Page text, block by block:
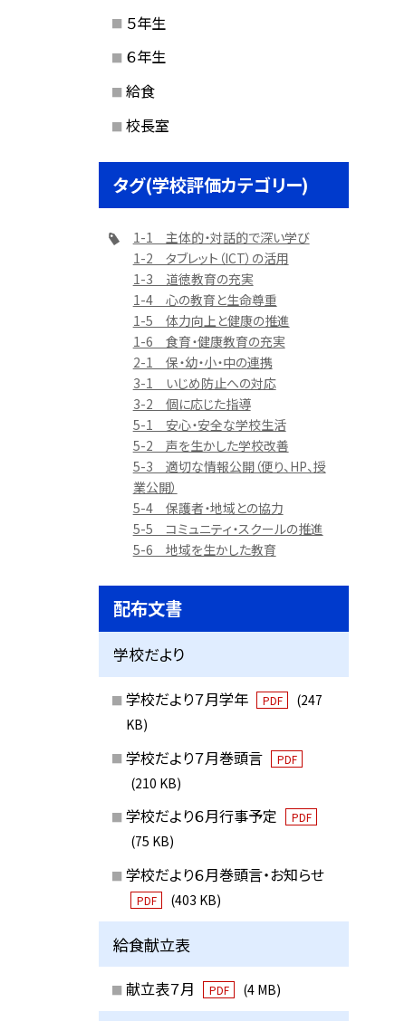
５年生
６年生
給食
校長室
タグ(学校評価カテゴリー)
1-1 主体的・対話的で深い学び
1-2 タブレット（ICT）の活用
1-3 道徳教育の充実
1-4 心の教育と生命尊重
1-5 体力向上と健康の推進
1-6 食育・健康教育の充実
2-1 保・幼・小・中の連携
3-1 いじめ防止への対応
3-2 個に応じた指導
5-1 安心・安全な学校生活
5-2 声を生かした学校改善
5-3 適切な情報公開（便り、HP、授
業公開）
5-4 保護者・地域との協力
5-5 コミュニティ・スクールの推進
5-6 地域を生かした教育
配布文書
学校だより
学校だより７月学年 PDF
(247
KB)
学校だより７月巻頭言 PDF
(210 KB)
学校だより６月行事予定 PDF
(75 KB)
学校だより６月巻頭言・お知らせ
PDF (403 KB)
給食献立表
献立表７月 PDF (4 MB)